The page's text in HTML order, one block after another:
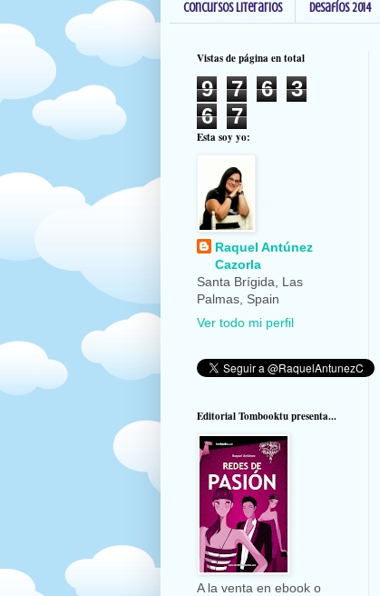
Concursos Literarios Desafíos 2014
Vistas de página en total
9 7 6
3
6
7
Esta soy yo:
Raquel Antúnez
Cazorla
Santa Brígida, Las
Palmas, Spain
Ver todo mi perfil
Editorial Tombooktu presenta...
A la venta en ebook o